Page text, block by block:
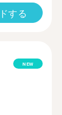
する
NEW